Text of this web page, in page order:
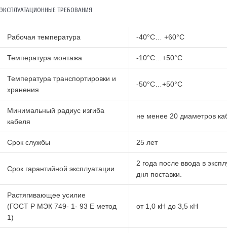
ЭКСПЛУАТАЦИОННЫЕ ТРЕБОВАНИЯ
Рабочая температура -40°С… +60°С
Температура монтажа -10°С…+50°С
Температура транспортировки и
хранения
-50°С…+50°С
Минимальный радиус изгиба
кабеля
не менее 20 диаметров
Срок службы 25 лет
Срок гарантийной эксплуатации
2 года после ввода в
дня поставки.
Растягивающее усилие
(ГОСТ Р МЭК 749- 1- 93 Е метод
1)
от 1,0 кН до 3,5 кН